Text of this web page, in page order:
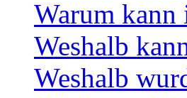
Warum kann
Weshalb
Weshalb